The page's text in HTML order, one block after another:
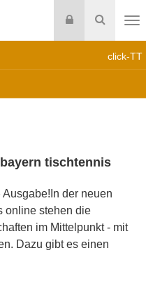
Suche
Login
click-TT
tischtennis
der neuen
online stehen die
im Mittelpunkt - mit
Dazu gibt es einen